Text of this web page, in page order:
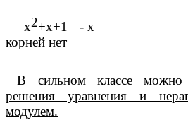
х2+х+1= - х х
корней нет
В сильном классе можно
решения уравнения и
модулем.